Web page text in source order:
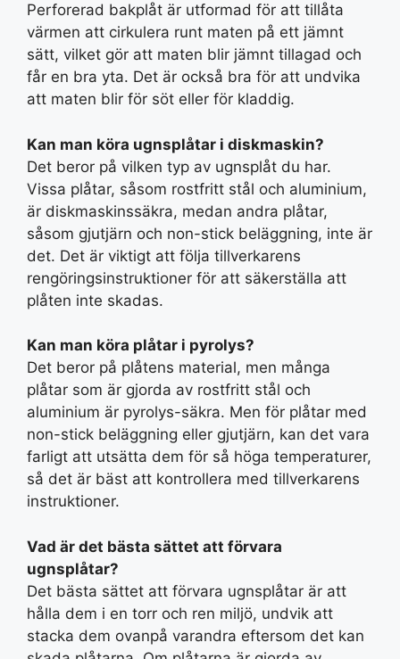
Perforerad bakplåt är utformad för att tillåta
värmen att cirkulera runt maten på ett jämnt
sätt, vilket gör att maten blir jämnt tillagad och
får en bra yta. Det är också bra för att undvika
att maten blir för söt eller för kladdig.
Kan man köra ugnsplåtar i diskmaskin?
Det beror på vilken typ av ugnsplåt du har.
Vissa plåtar, såsom rostfritt stål och aluminium,
är diskmaskinssäkra, medan andra plåtar,
såsom gjutjärn och non-stick beläggning, inte är
det. Det är viktigt att följa tillverkarens
rengöringsinstruktioner för att säkerställa att
plåten inte skadas.
Kan man köra plåtar i pyrolys?
Det beror på plåtens material, men många
plåtar som är gjorda av rostfritt stål och
aluminium är pyrolys-säkra. Men för plåtar med
non-stick beläggning eller gjutjärn, kan det vara
farligt att utsätta dem för så höga temperaturer,
så det är bäst att kontrollera med tillverkarens
instruktioner.
Vad är det bästa sättet att förvara
ugnsplåtar?
Det bästa sättet att förvara ugnsplåtar är att
hålla dem i en torr och ren miljö, undvik att
stacka dem ovanpå varandra eftersom det kan